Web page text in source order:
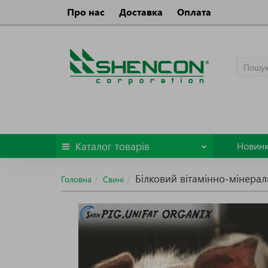
Про нас Доставка Оплата
Каталог товарів
Головна Свині Білковий вітамінно-